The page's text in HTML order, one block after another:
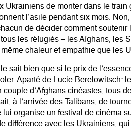
Ukrainiens de monter dans le
l’asile pendant six mois.
de décider comment
les réfugiés – les Afghans, les
chaleur et empathie que les
sait bien que si le prix de
Aparté de Lucie Berelowitsch:
d’Afghans cinéastes, tous
à l’arrivée des Talibans, de
organise un festival de cinéma
différence avec les Ukrainiens,